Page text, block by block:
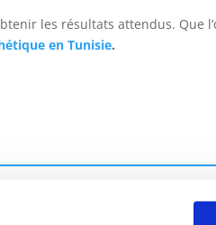
les résultats attendus. Que
en Tunisie.
NOS